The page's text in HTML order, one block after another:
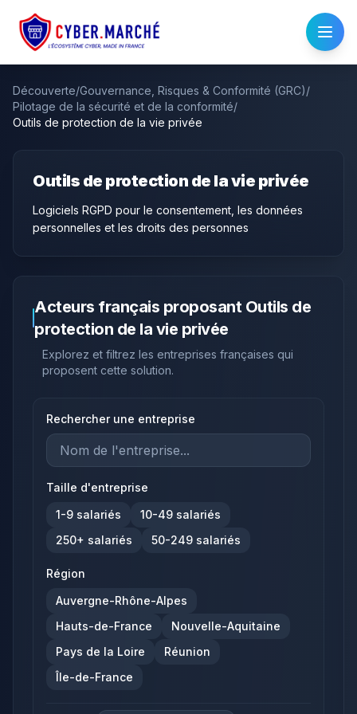
Découverte/Gouvernance, Risques & Conformité (GRC)/
Pilotage de la sécurité et de la conformité/
Outils de protection de la vie privée
Outils de protection de la vie privée
Logiciels RGPD pour le consentement, les données
personnelles et les droits des personnes
Acteurs français proposant Outils de
protection de la vie privée
Explorez et filtrez les entreprises françaises qui
proposent cette solution.
Rechercher une entreprise
Taille d'entreprise
1-9 salariés 10-49 salariés
250+ salariés 50-249 salariés
Région
Auvergne-Rhône-Alpes
Hauts-de-France
Nouvelle-Aquitaine
Pays de la Loire
Réunion
Île-de-France